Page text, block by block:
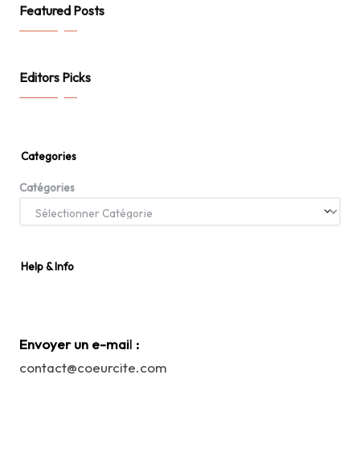
Featured Posts
Editors Picks
Categories
Catégories
Help & Info
Envoyer un e-mail :
contact@coeurcite.com